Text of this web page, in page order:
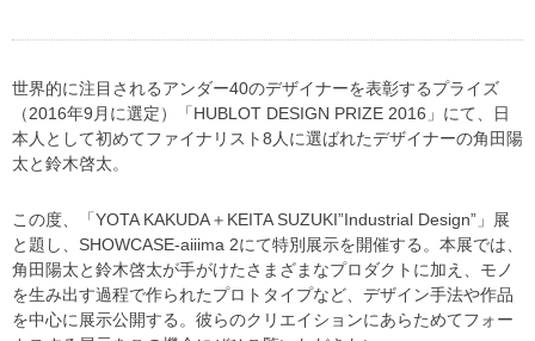
世界的に注目されるアンダー40のデザイナーを表彰するプライズ
（2016年9月に選定）「HUBLOT DESIGN PRIZE 2016」にて、日
本人として初めてファイナリスト8人に選ばれたデザイナーの角田陽
太と鈴木啓太。
この度、「YOTA KAKUDA＋KEITA SUZUKI”Industrial Design”」展
と題し、SHOWCASE-aiiima 2にて特別展示を開催する。本展では、
角田陽太と鈴木啓太が手がけたさまざまなプロダクトに加え、モノ
を生み出す過程で作られたプロトタイプなど、デザイン手法や作品
を中心に展示公開する。彼らのクリエイションにあらためてフォー